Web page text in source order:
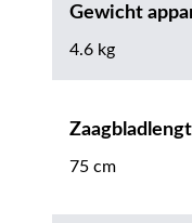
Gewicht
4.6 kg
75 cm